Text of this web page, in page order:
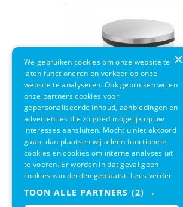
EKO Shell Bin Wit 18L
€ 66,95 € 55,95
×
We gebruiken cookies om onze website te
laten functioneren en verkeer op onze
website te analyseren. Ook gebruiken wij en
onze partners cookies voor
gepersonaliseerde inhoud, aanbiedingen en
advertenties die zo goed mogelijk op uw
interesses aansluiten. Mocht u niet akkoord
gaan, dan plaatsen wij alleen functionele
cookies en cookies om interne analyses uit
te voeren. Er worden in dat geval geen
cookies van derden geplaatst. Lees verder
TOON ALLE PARTNERS (2) →